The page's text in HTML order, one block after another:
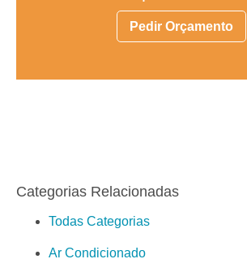
Pedir Orçamento
Categorias Relacionadas
Todas Categorias
Ar Condicionado